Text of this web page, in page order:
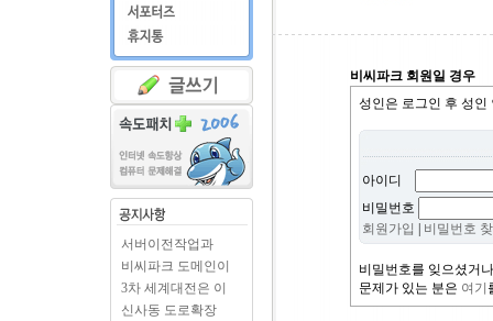
서버이전작업과
BCPARK.c..
비씨파크 도메인이
BCPAR..
3차 세계대전은 이
미 시..
신사동 도로확장
비씨파크 회원일 경우
성인은 로그인 후 성인
아이디
비밀번호
회원가입
비밀번호
비밀번호를 잊으셨거
문제가 있는 분은 여기